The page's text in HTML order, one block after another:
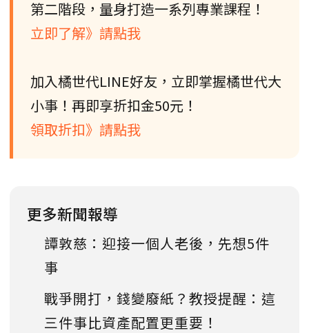
第二階段，量身打造一系列專業課程！
立即了解》請點我
加入橘世代LINE好友，立即掌握橘世代大
小事！再即享折扣金50元！
領取折扣》請點我
更多新聞報導
譚敦慈：迎接一個人老後，先想5件
事
戰爭開打，錢變廢紙？教授提醒：這
三件事比資產配置更重要！